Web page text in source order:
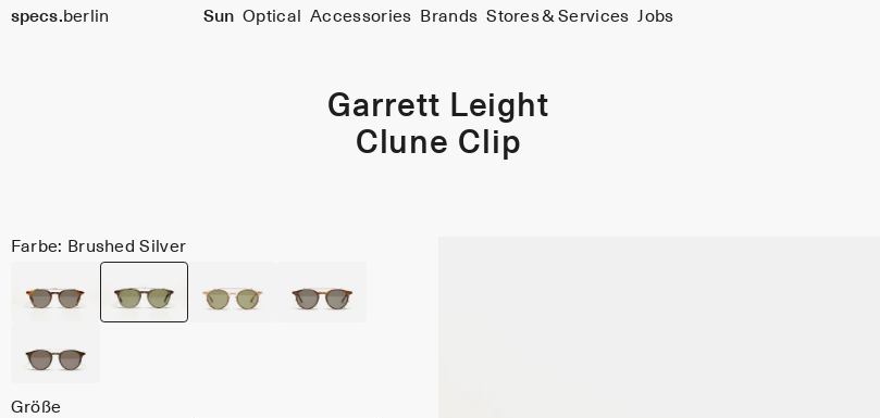
specs. berlin Sun Optical Accessories Brands Stores & Services Jobs
Garrett Leight
Clune Clip
Farbe: Brushed Silver
Größe